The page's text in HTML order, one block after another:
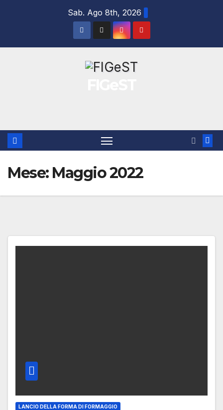
Sab. Ago 8th, 2026
Mese: Maggio 2022
LANCIO DELLA FORMA DI FORMAGGIO